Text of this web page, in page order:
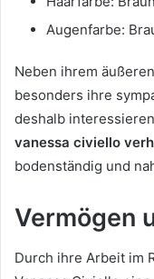
Augenfarbe:
Neben ihrem
besonders ihre
deshalb
vanessa civiello
bodenständig und
Vermögen
Durch ihre Arbeit im